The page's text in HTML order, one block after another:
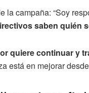
la campaña: “Soy
saben quién
quiere continuar y
está en mejorar